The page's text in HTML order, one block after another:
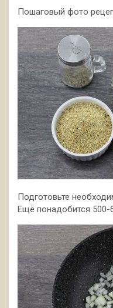
Пошаговый фото
Подготовьте
Ещё понадобится 500-